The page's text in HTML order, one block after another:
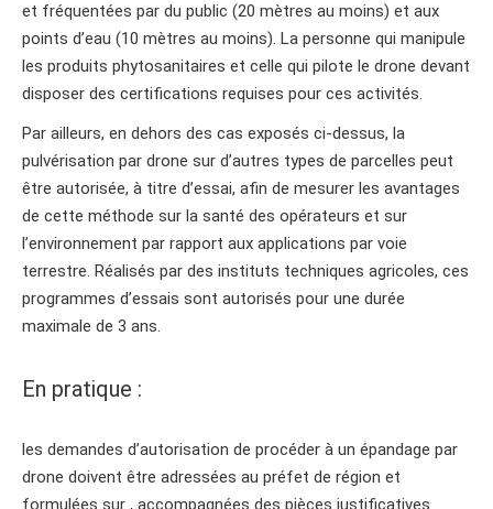
et fréquentées par du public (20 mètres au moins) et aux
points d’eau (10 mètres au moins). La personne qui manipule
les produits phytosanitaires et celle qui pilote le drone devant
disposer des certifications requises pour ces activités.
Par ailleurs, en dehors des cas exposés ci-dessus, la
pulvérisation par drone sur d’autres types de parcelles peut
être autorisée, à titre d’essai, afin de mesurer les avantages
de cette méthode sur la santé des opérateurs et sur
l’environnement par rapport aux applications par voie
terrestre. Réalisés par des instituts techniques agricoles, ces
programmes d’essais sont autorisés pour une durée
maximale de 3 ans.
En pratique :
les demandes d’autorisation de procéder à un épandage par
drone doivent être adressées au préfet de région et